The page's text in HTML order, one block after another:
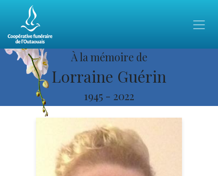
À la mémoire de
Lorraine Guérin
1945 - 2022